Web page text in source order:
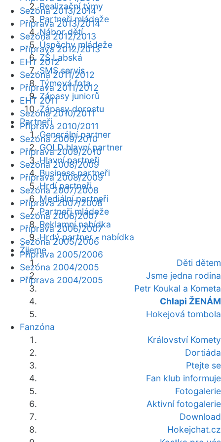
Realizační týmy
Partneři mládeže
Nábor dětí
Úspěchy mládeže
ZŠ Labská
SMS servis
Týmová fota
Zápasy juniorů
Zápasy dorostu
Partneři
Generální partner
GOLD hlavní partner
Hlavní partneři
Business partneři
Hrdí partneři
Mediální partneři
Partneři mládeže
Reklamní nabídka
Hrdý partner - nabídka
Žijeme
Děti dětem
Jsme jedna rodina
Petr Koukal a Kometa
Chlapi ŽENÁM
Hokejová tombola
Fanzóna
Království Komety
Dortiáda
Ptejte se
Fan klub informuje
Fotogalerie
Aktivní fotogalerie
Download
Hokejchat.cz
Sezóna 2013/2014
Příprava 2013/2014
Sezóna 2012/2013
Příprava 2012/2013
EHT 2012
Sezóna 2011/2012
Příprava 2011/2012
EHT 2011
Sezóna 2010/2011
Příprava 2010/2011
Sezóna 2009/2010
Příprava 2009/2010
Sezóna 2008/2009
Příprava 2008/2009
Sezóna 2007/2008
Příprava 2007/2008
Sezóna 2006/2007
Příprava 2006/2007
Sezóna 2005/2006
Příprava 2005/2006
Sezóna 2004/2005
Příprava 2004/2005